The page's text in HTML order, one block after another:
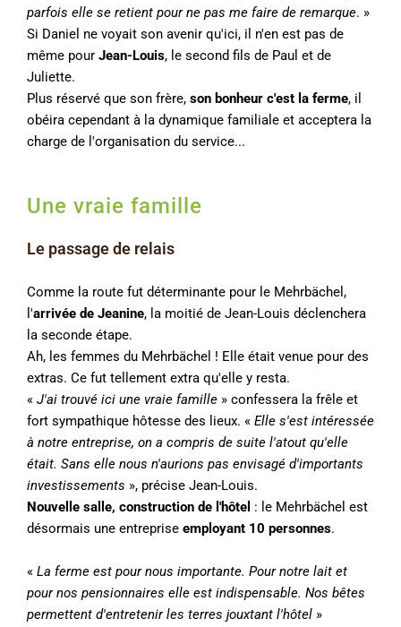
parfois elle se retient pour ne pas me faire de remarque. »
Si Daniel ne voyait son avenir qu'ici, il n'en est pas de
même pour Jean-Louis, le second fils de Paul et de
Juliette.
Plus réservé que son frère, son bonheur c'est la ferme, il
obéira cependant à la dynamique familiale et acceptera la
charge de l'organisation du service...
Une vraie famille
Le passage de relais
Comme la route fut déterminante pour le Mehrbächel,
l'arrivée de Jeanine, la moitié de Jean-Louis déclenchera
la seconde étape.
Ah, les femmes du Mehrbächel ! Elle était venue pour des
extras. Ce fut tellement extra qu'elle y resta.
« J'ai trouvé ici une vraie famille » confessera la frêle et
fort sympathique hôtesse des lieux. « Elle s'est intéressée
à notre entreprise, on a compris de suite l'atout qu'elle
était. Sans elle nous n'aurions pas envisagé d'importants
investissements », précise Jean-Louis.
Nouvelle salle, construction de l'hôtel : le Mehrbächel est
désormais une entreprise employant 10 personnes.
« La ferme est pour nous importante. Pour notre lait et
pour nos pensionnaires elle est indispensable. Nos bêtes
permettent d'entretenir les terres jouxtant l'hôtel »